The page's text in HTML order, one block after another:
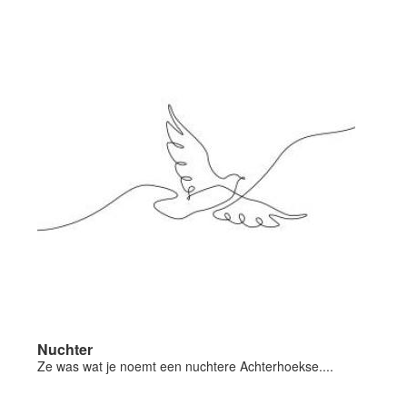
Nuchter
Ze was wat je noemt een nuchtere Achterhoekse....